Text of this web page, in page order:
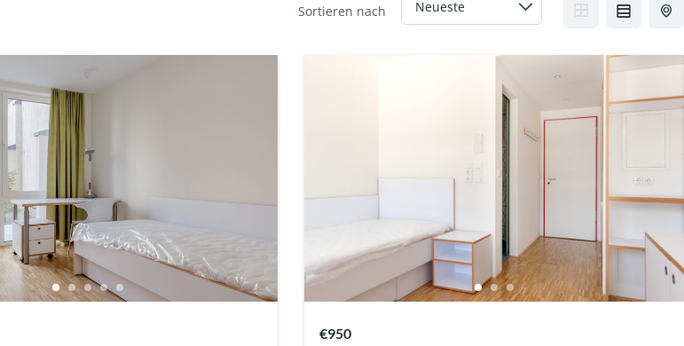
Sortieren nach
€950